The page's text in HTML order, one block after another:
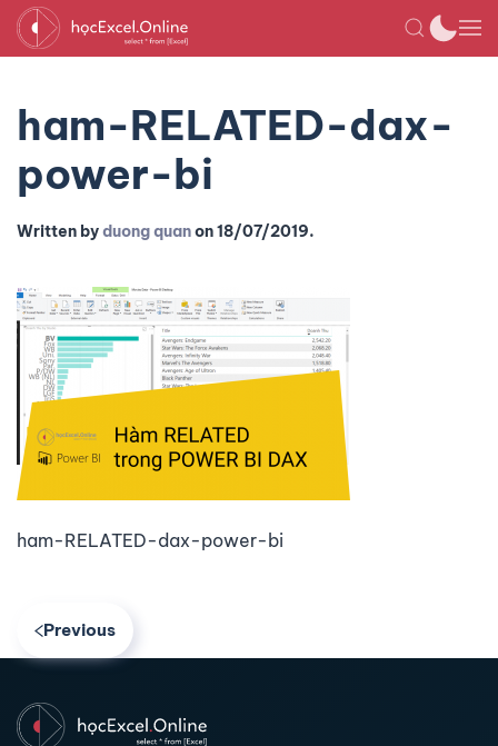
ham-RELATED-dax-
power-bi
Written byduong quanon18/07/2019.
ham-RELATED-dax-power-bi
Previous